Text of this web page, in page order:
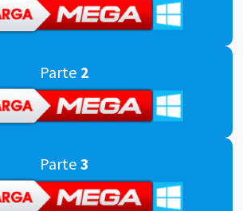
Parte 2
Parte3